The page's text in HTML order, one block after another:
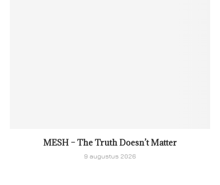
MESH – The Truth Doesn’t Matter
9 augustus 2026